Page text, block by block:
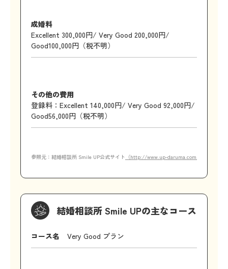
成婚料
Excellent 300,000円/ Very Good 200,000円/
Good100,000円（税不明）
その他の費用
登録料：Excellent 140,000円/ Very Good 92,000円/
Good56,000円（税不明）
参照元：結婚相談所 Smile UP公式サイト （http://www.up-daruma.com/plan）
結婚相談所 Smile UPの主なコース
コース名 Very Good プラン